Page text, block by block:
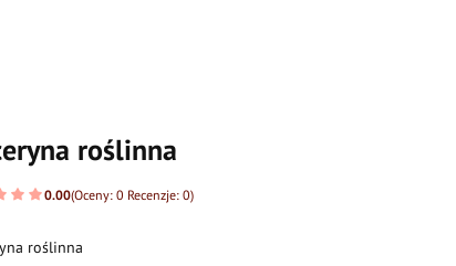
roślinna
0.00(Oceny: 0 Recenzje: 0)
roślinna